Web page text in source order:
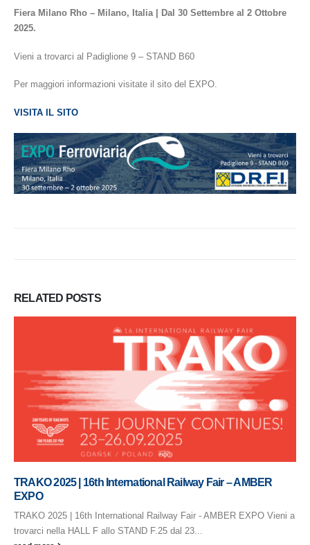
Fiera Milano Rho – Milano, Italia | Dal 30 Settembre al 2 Ottobre
2025.
Vieni a trovarci al Padiglione 9 – STAND B60
Per maggiori informazioni visitate il sito del EXPO.
VISITA IL SITO
RELATED POSTS
TRAKO 2025 | 16th International Railway Fair – AMBER
EXPO
TRAKO 2025 | 16th International Railway Fair - AMBER EXPO Vieni a
trovarci nella HALL F allo STAND F.25 dal 23...